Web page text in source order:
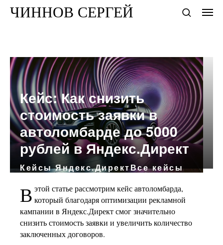
ЧИННОВ СЕРГЕЙ
Кейс: Как снизить
стоимость заявки в
автоломбарде до 5000
рублей в Яндекс.Директ
Кейсы Яндекс.ДиректВсе кейсы
В этой статье рассмотрим кейс автоломбарда,
который благодаря оптимизации рекламной
кампании в Яндекс.Директ смог значительно
снизить стоимость заявки и увеличить количество
заключенных договоров.